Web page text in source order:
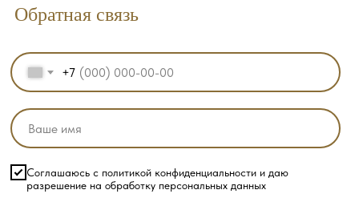
Обратная связь
+7
Соглашаюсь с политикой конфиденциальности и даю
разрешение на обработку персональных данных